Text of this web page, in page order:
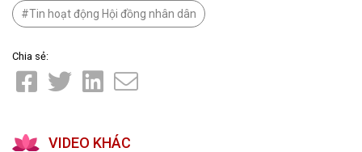
Tin hoạt động Hội đồng nhân dân
Chia sẻ:
VIDEO KHÁC